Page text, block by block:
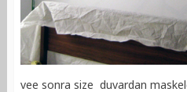
vee sonra size duvardan